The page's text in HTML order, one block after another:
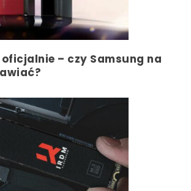
oficjalnie – czy Samsung na